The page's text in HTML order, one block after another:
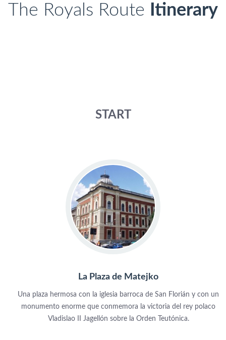
The Royals Route Itinerary
START
La Plaza de Matejko
Una plaza hermosa con la iglesia barroca de San Florián y con un
monumento enorme que conmemora la victoria del rey polaco
Vladislao II Jagellón sobre la Orden Teutónica.